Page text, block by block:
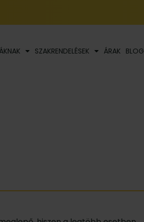
SZAKRENDELÉSEK ÁRAK BLOG